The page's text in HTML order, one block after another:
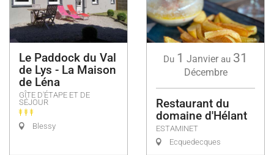
Le Paddock du Val
de Lys - La Maison
de Léna
GÎTE D'ÉTAPE ET DE
SÉJOUR
Blessy
Du 1 Janvier au 31
Décembre
Restaurant du
domaine d'Hélant
ESTAMINET
Ecquedecques